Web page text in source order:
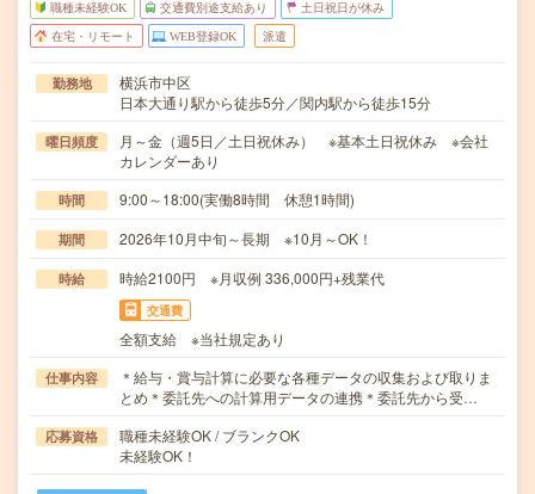
職種未経験OK 交通費別途支給あり 土日祝日が休み
在宅・リモート WEB登録OK 派遣
勤務地
横浜市中区
日本大通り駅から徒歩5分／関内駅から徒歩15分
曜日頻度
月～金（週5日／土日祝休み） ※基本土日祝休み ※会社
カレンダーあり
時間 9:00～18:00(実働8時間 休憩1時間)
期間 2026年10月中旬～長期 ※10月～OK！
時給 時給2100円 ※月収例 336,000円+残業代
交通費
全額支給 ※当社規定あり
仕事内容
＊給与・賞与計算に必要な各種データの収集および取りま
とめ＊委託先への計算用データの連携＊委託先から受…
応募資格
職種未経験OK / ブランクOK
未経験OK！